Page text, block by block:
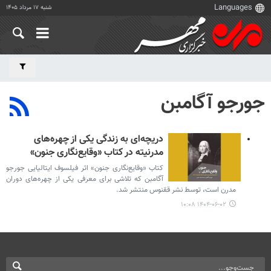
شنبه ۱۷ مرداد ۱۴۰۵
جورجو آگامبن
دریچه‌ای به زندگی یکی از چهره‌های
مدرنیته در کتاب «وقایع‌نگاری جنون»
کتاب «وقایع‌نگاری جنون» اثر فیلسوف ایتالیایی جورجو
آگامبن که تلاشی برای معرفی یکی از چهره‌های دوران
مدرن است، توسط نشر ققنوس منتشر شد.
۱۴۰۴-۰۶-۰۲ ۱۰:۰۸